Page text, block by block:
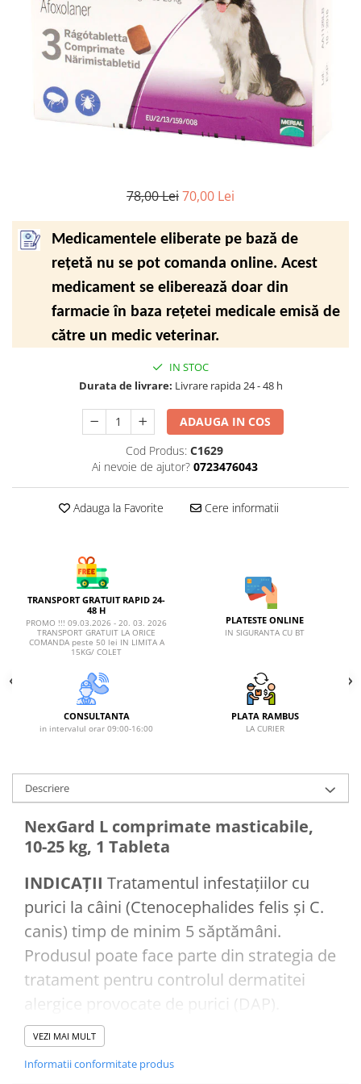
FRESH FARM
MORANDO
MY LOVE
RECOMPENSE
ACCESORII
IGIENA OCHI SI URECHI
JUCARII
SUPLIMENTE
AFECTIUNI AURICULARE
AFECTIUNI DERMATOLOGICE
AFECTIUNI HEPATICE
AFECTIUNI URINARE
FARMINA
FELICIA
FRESH FARM
PURINA
ACCESORII
SAMPOANE
RECOMPENSE
SUPLIMENTE
AFECTIUNI DERMATOLOGICE
AFECTIUNI DIGESTIVE
AFECTIUNI OCULARE
78,00 Lei70,00 Lei
Medicamentele eliberate pe bază de
rețetă nu se pot comanda online. Acest
medicament se eliberează doar din
farmacie în baza rețetei medicale emisă de
către un medic veterinar.
IN STOC
Durata de livrare: Livrare rapida 24 - 48 h
ADAUGA IN COS
Cod Produs: C1629
Ai nevoie de ajutor? 0723476043
Adauga la Favorite Cere informatii
TRANSPORT GRATUIT RAPID 24-
48 H
PROMO !!! 09.03.2026 - 20. 03. 2026
TRANSPORT GRATUIT LA ORICE
COMANDA peste 50 lei IN LIMITA A
15KG/ COLET
PLATESTE ONLINE
IN SIGURANTA CU BT
CONSULTANTA
in intervalul orar 09:00-16:00
PLATA RAMBUS
LA CURIER
Descriere
NexGard L comprimate masticabile,
10-25 kg, 1 Tableta
INDICAŢII Tratamentul infestaţiilor cu
purici la câini (Ctenocephalides felis şi C.
canis) timp de minim 5 săptămâni.
Produsul poate face parte din strategia de
tratament pentru controlul dermatitei
alergice provocate de purici (DAP).
Tratamentul infestaţiilor cu căpuşe la
câini (Dermacentor reticulatus, Ixodes
ricinus, Rhipicephalus sanguineus). Un
VEZI MAI MULT
Informatii conformitate produs